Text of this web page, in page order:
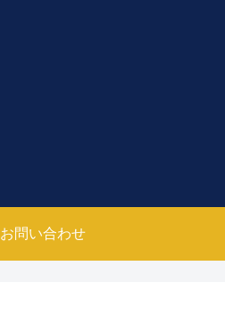
お問い合わせ